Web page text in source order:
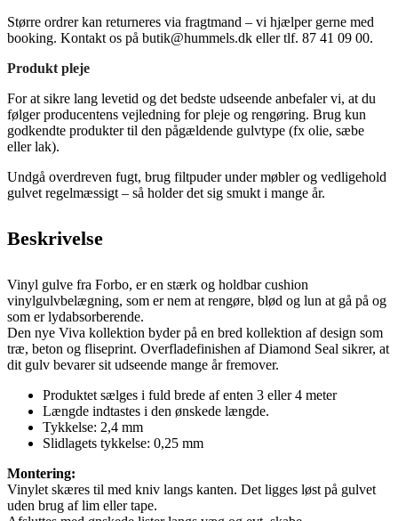
Større ordrer kan returneres via fragtmand – vi hjælper gerne med
booking. Kontakt os på butik@hummels.dk eller tlf. 87 41 09 00.
Produkt pleje
For at sikre lang levetid og det bedste udseende anbefaler vi, at du
følger producentens vejledning for pleje og rengøring. Brug kun
godkendte produkter til den pågældende gulvtype (fx olie, sæbe
eller lak).
Undgå overdreven fugt, brug filtpuder under møbler og vedligehold
gulvet regelmæssigt – så holder det sig smukt i mange år.
Beskrivelse
Vinyl gulve fra Forbo, er en stærk og holdbar cushion
vinylgulvbelægning, som er nem at rengøre, blød og lun at gå på og
som er lydabsorberende.
Den nye Viva kollektion byder på en bred kollektion af design som
træ, beton og fliseprint. Overfladefinishen af Diamond Seal sikrer, at
dit gulv bevarer sit udseende mange år fremover.
Produktet sælges i fuld brede af enten 3 eller 4 meter
Længde indtastes i den ønskede længde.
Tykkelse: 2,4 mm
Slidlagets tykkelse: 0,25 mm
Montering:
Vinylet skæres til med kniv langs kanten. Det ligges løst på gulvet
uden brug af lim eller tape.